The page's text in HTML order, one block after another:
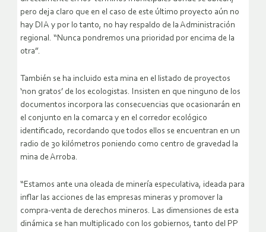
pero deja claro que en el caso de este último proyecto aún no
hay DIA y por lo tanto, no hay respaldo de la Administración
regional. “Nunca pondremos una prioridad por encima de la
otra”.
También se ha incluido esta mina en el listado de proyectos
‘non gratos’ de los ecologistas. Insisten en que ninguno de los
documentos incorpora las consecuencias que ocasionarán en
el conjunto en la comarca y en el corredor ecológico
identificado, recordando que todos ellos se encuentran en un
radio de 30 kilómetros poniendo como centro de gravedad la
mina de Arroba.
“Estamos ante una oleada de minería especulativa, ideada para
inflar las acciones de las empresas mineras y promover la
compra-venta de derechos mineros. Las dimensiones de esta
dinámica se han multiplicado con los gobiernos, tanto del PP